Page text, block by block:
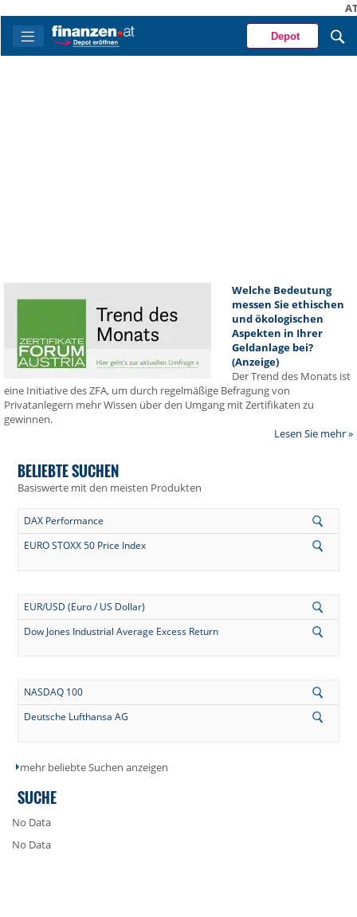
Depot
Welche Bedeutung
messen Sie ethischen
und ökologischen
Aspekten in Ihrer
Geldanlage bei?
(Anzeige)
Der Trend des Monats ist
eine Initiative des ZFA, um durch regelmäßige Befragung von
Privatanlegern mehr Wissen über den Umgang mit Zertifikaten zu
gewinnen.
Lesen Sie mehr »
BELIEBTE SUCHEN
Basiswerte mit den meisten Produkten
DAX Performance
EURO STOXX 50 Price Index
EUR/USD (Euro / US Dollar)
Dow Jones Industrial Average Excess Return
NASDAQ 100
Deutsche Lufthansa AG
mehr beliebte Suchen anzeigen
SUCHE
No Data
No Data